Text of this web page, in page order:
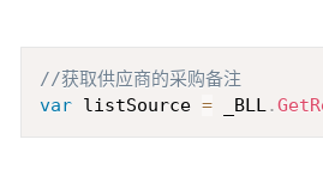
//获取供应商的采购备注
var listSource = _BLL.